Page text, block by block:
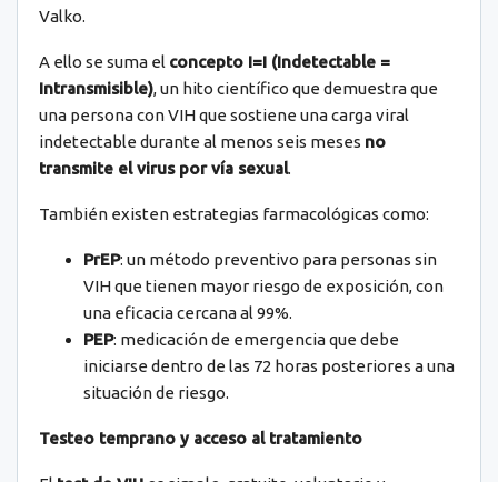
Valko.
A ello se suma el concepto I=I (Indetectable =
Intransmisible), un hito científico que demuestra que
una persona con VIH que sostiene una carga viral
indetectable durante al menos seis meses no
transmite el virus por vía sexual.
También existen estrategias farmacológicas como:
PrEP: un método preventivo para personas sin
VIH que tienen mayor riesgo de exposición, con
una eficacia cercana al 99%.
PEP: medicación de emergencia que debe
iniciarse dentro de las 72 horas posteriores a una
situación de riesgo.
Testeo temprano y acceso al tratamiento